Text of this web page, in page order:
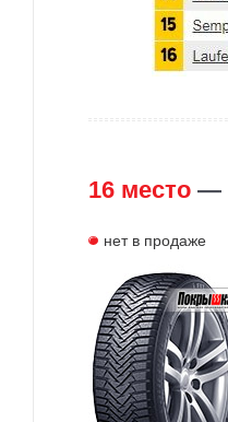
16 место —
нет в продаже